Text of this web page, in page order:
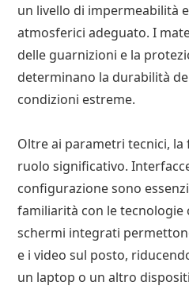
un livello di impermeabilità
atmosferici adeguato. I
delle guarnizioni e la
determinano la durabilità
condizioni estreme.
Oltre ai parametri tecnici, la
ruolo significativo.
configurazione sono
familiarità con le tecnologie
schermi integrati
e i video sul posto,
un laptop o un altro